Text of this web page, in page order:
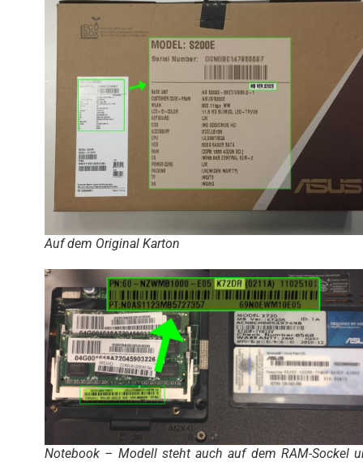
Auf dem Original Karton
Notebook – Modell steht auch auf dem RAM-Sockel